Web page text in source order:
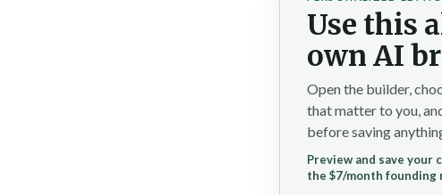
Use this
own AI
Open the builder,
that matter to you,
before saving
Preview and save your
the $7/month founding